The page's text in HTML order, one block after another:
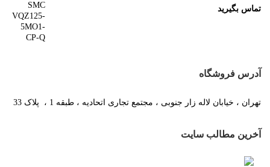
تماس بگیرید
آدرس فروشگاه
تهران ، خیابان لاله زار جنوبی ، مجتمع تجاری اتحادیه ، طبقه 1 ، پلاک 33
آخرین مطالب سایت